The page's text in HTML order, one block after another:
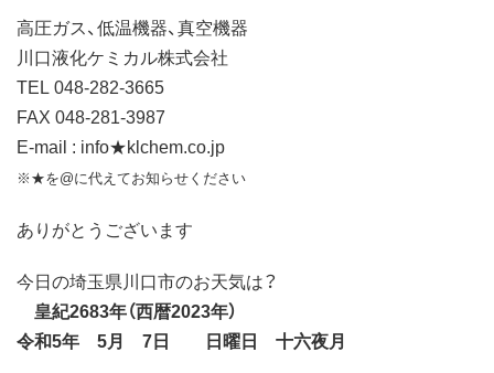
高圧ガス、低温機器、真空機器
川口液化ケミカル株式会社
TEL 048-282-3665
FAX 048-281-3987
E-mail : info★klchem.co.jp
※★を@に代えてお知らせください
ありがとうございます
今日の埼玉県川口市のお天気は？
皇紀2683年（西暦2023年）
令和5年 5月 7日 日曜日 十六夜月